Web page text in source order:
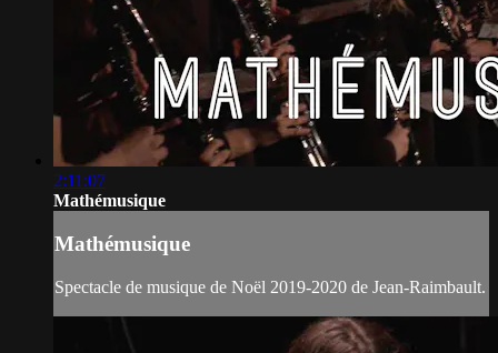
2:11:07
Mathémusique
Mathémusique
Spectacle de musique de Noël 2019-2020 de Jean-Raimbault.